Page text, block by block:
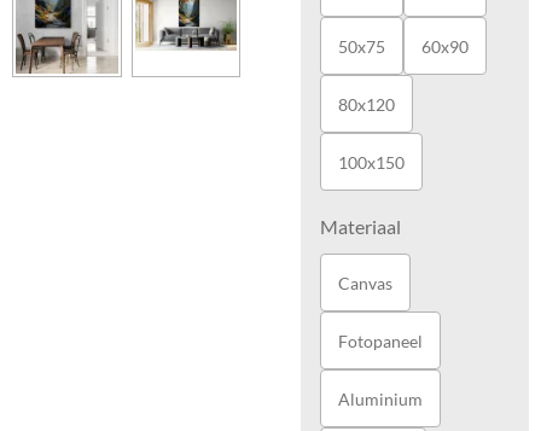
50x75 60x90
80x120
100x150
Materiaal
Canvas
Fotopaneel
Aluminium